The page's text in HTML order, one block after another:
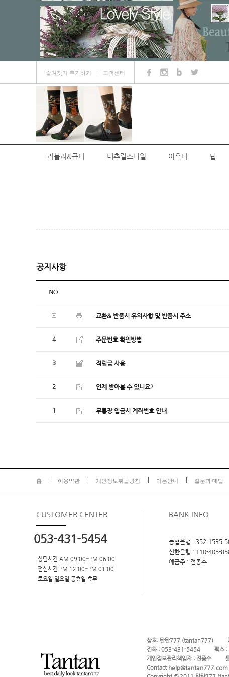
즐겨찾기 추가하기 ㅣ 고객센터
러블리&큐티 내추럴스타일 아우터 탑
공지사항
NO.
교환& 반품시 유의사항 및 반품시 주소
4 주문번호 확인방법
3 적립금 사용
2 언제 받아볼 수 있니요?
1 무통장 입금시 계좌번호 안내
홈 이용약관 개인정보취급방침 이용안내 질문과 대답
CUSTOMER CENTER
053-431-5454
상담시간 AM 09:00~PM 06:00
점심시간 PM 12:00~PM 01:00
토요일 일요일 공휴일 휴무
BANK INFO
농협은행 : 352-1535-
신한은행 : 110-405-
예금주 : 전종수
상호: 탄탄777 (tantan777)
전화 : 053-431-5454
팩스 :
개인정보관리책임자 : 전종수
Contact help@tantan777.com